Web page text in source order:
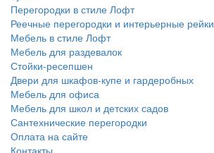
Перегородки в стиле Лофт
Реечные перегородки и интерьерные рейки
Мебель в стиле Лофт
Мебель для раздевалок
Стойки-ресепшен
Двери для шкафов-купе и гардеробных
Мебель для офиса
Мебель для школ и детских садов
Сантехнические перегородки
Оплата на сайте
Контакты